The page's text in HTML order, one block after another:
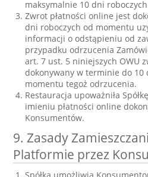
maksymalnie 10 dni
Zwrot płatności online jest
dni roboczych od momentu
informacji o odstąpieniu od
przypadku odrzucenia
art. 7 ust. 5 niniejszych OWU
dokonywany w terminie do 10
momentu tegoż odrzucenia.
Restauracja upoważniła
imieniu płatności online
Konsumentów.
9. Zasady
Platformie przez